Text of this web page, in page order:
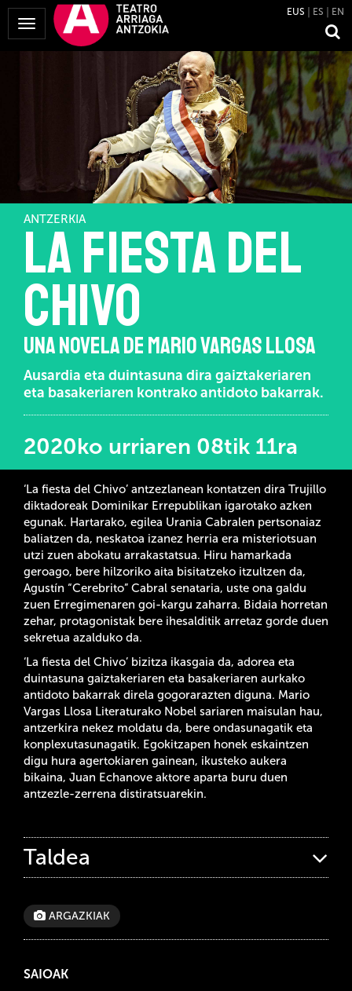
Menua
erakutsi
EUS ES EN
ANTZERKIA
La fiesta del
chivo
UNA NOVELA DE MARIO VARGAS LLOSA
Ausardia eta duintasuna dira gaiztakeriaren
eta basakeriaren kontrako antidoto bakarrak.
2020ko urriaren 08tik 11ra
‘La fiesta del Chivo’ antzezlanean kontatzen dira Trujillo
diktadoreak Dominikar Errepublikan igarotako azken
egunak. Hartarako, egilea Urania Cabralen pertsonaiaz
baliatzen da, neskatoa izanez herria era misteriotsuan
utzi zuen abokatu arrakastatsua. Hiru hamarkada
geroago, bere hilzoriko aita bisitatzeko itzultzen da,
Agustín “Cerebrito” Cabral senataria, uste ona galdu
zuen Erregimenaren goi-kargu zaharra. Bidaia horretan
zehar, protagonistak bere ihesalditik arretaz gorde duen
sekretua azalduko da.
‘La fiesta del Chivo’ bizitza ikasgaia da, adorea eta
duintasuna gaiztakeriaren eta basakeriaren aurkako
antidoto bakarrak direla gogorarazten diguna. Mario
Vargas Llosa Literaturako Nobel sariaren maisulan hau,
antzerkira nekez moldatu da, bere ondasunagatik eta
konplexutasunagatik. Egokitzapen honek eskaintzen
digu hura agertokiaren gainean, ikusteko aukera
bikaina, Juan Echanove aktore aparta buru duen
antzezle-zerrena distiratsuarekin.
Taldea
ARGAZKIAK
SAIOAK